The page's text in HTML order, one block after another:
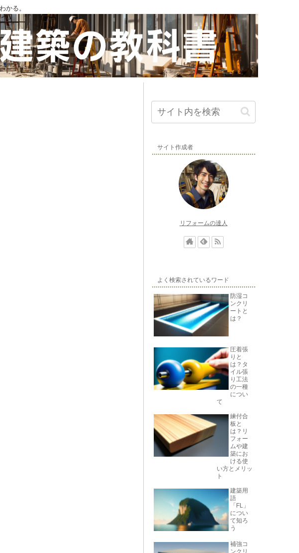
かる。
サイト作成者
リフォームの達人
よく検索されているワード
防湿コ
ンクリ
ートと
は？
圧着張
りと
は？タ
イル張
り工法
の一種
につい
て
練付合
板と
は？リ
フォー
ムや建
築にお
ける使
い方とメリッ
ト
建築用
語
「FL」
につい
て知ろ
う
補強コ
ンクリ